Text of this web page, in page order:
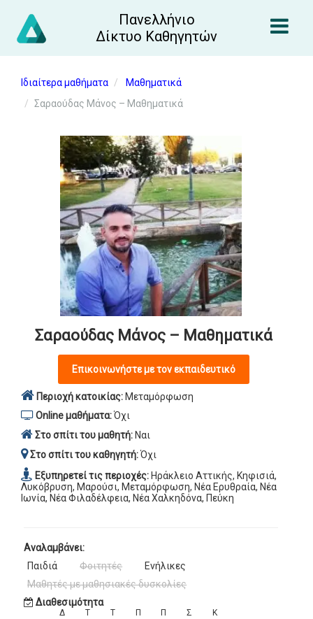
Πανελλήνιο
Δίκτυο Καθηγητών
Ιδιαίτερα μαθήματα
Μαθηματικά
Σαραούδας Μάνος – Μαθηματικά
Σαραούδας Μάνος – Μαθηματικά
Επικοινωνήστε με τον εκπαιδευτικό
Περιοχή κατοικίας: Μεταμόρφωση
Online μαθήματα:Όχι
Στο σπίτι του μαθητή: Ναι
Στο σπίτι του καθηγητή:Όχι
Εξυπηρετεί τις περιοχές: Ηράκλειο Αττικής, Κηφισιά,
Λυκόβρυση, Μαρούσι, Μεταμόρφωση, Νέα Ερυθραία, Νέα
Ιωνία, Νέα Φιλαδέλφεια, Νέα Χαλκηδόνα, Πεύκη
Αναλαμβάνει:
Παιδιά
Φοιτητές
Ενήλικες
Μαθητές με μαθησιακές δυσκολίες
Διαθεσιμότητα
Δ Τ Τ Π Π Σ Κ